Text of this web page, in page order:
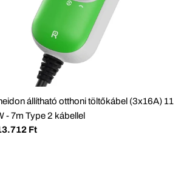
állítható otthoni töltőkábel (3x16A) 11
- 7m Type 2 kábellel
Ft